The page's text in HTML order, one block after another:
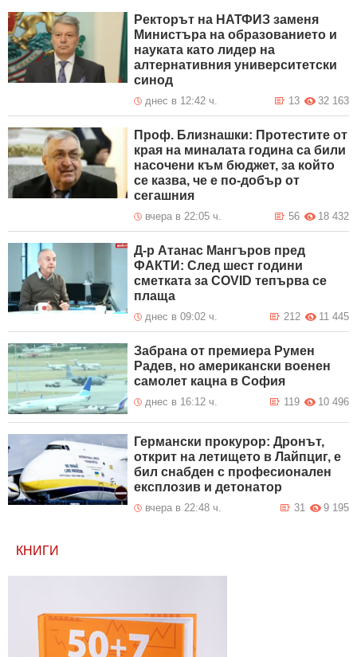
Ректорът на НАТФИЗ заменя
Министъра на образованието и
науката като лидер на
алтернативния университетски
синод
днес в 12:42 ч. 32 163
13
Проф. Близнашки: Протестите от
края на миналата година са били
насочени към бюджет, за който
се казва, че е по-добър от
сегашния
вчера в 22:05 ч. 18 432
56
Д-р Атанас Мангъров пред
ФАКТИ: След шест години
сметката за COVID тепърва се
плаща
днес в 09:02 ч. 11 445
212
Забрана от премиера Румен
Радев, но американски военен
самолет кацна в София
днес в 16:12 ч. 10 496
119
Германски прокурор: Дронът,
открит на летището в Лайпциг, е
бил снабден с професионален
експлозив и детонатор
вчера в 22:48 ч. 9 195
31
КНИГИ